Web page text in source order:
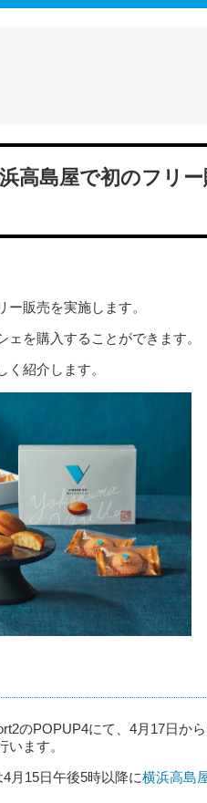
高島屋で初のフリ
販売を実施します。
を購入することができます。
紹介します。
のPOPUP4にて、4月17日か
ます。
月15日午後5時以降に横浜高島